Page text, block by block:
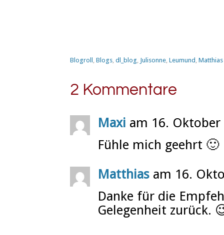
Blogroll , Blogs, dl_blog, Julisonne, Leumund , Matthias
2 Kommentare
Maxi am 16. Oktober
Fühle mich geehrt 🙂
Matthias am 16.
Danke für die
Gelegenheit zurück.